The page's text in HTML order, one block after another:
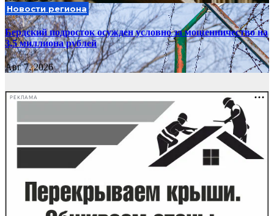
Новости региона
Бердский подросток осужден условно за мошенничество на
3,5 миллиона рублей
Авг 7, 2026
РЕКЛАМА